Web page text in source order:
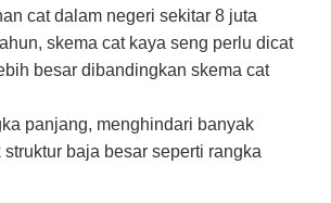
cat dalam negeri sekitar 8 juta
skema cat kaya seng perlu dicat
besar dibandingkan skema cat
panjang, menghindari banyak
baja besar seperti rangka